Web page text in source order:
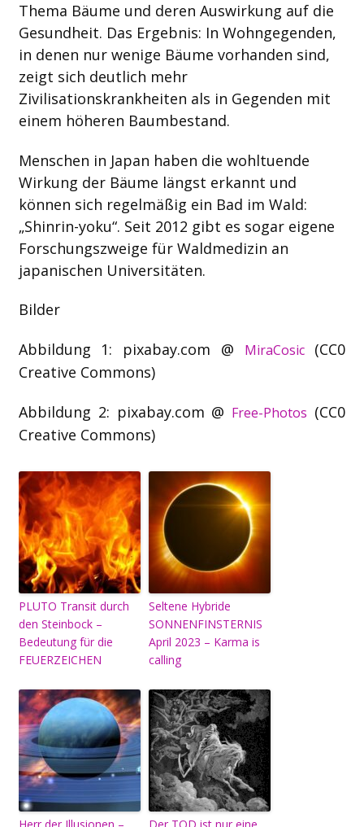
Thema Bäume und deren Auswirkung auf die
Gesundheit. Das Ergebnis: In Wohngegenden,
in denen nur wenige Bäume vorhanden sind,
zeigt sich deutlich mehr
Zivilisationskrankheiten als in Gegenden mit
einem höheren Baumbestand.
Menschen in Japan haben die wohltuende
Wirkung der Bäume längst erkannt und
können sich regelmäßig ein Bad im Wald:
„Shinrin-yoku“. Seit 2012 gibt es sogar eigene
Forschungszweige für Waldmedizin an
japanischen Universitäten.
Bilder
Abbildung 1: pixabay.com @ MiraCosic(CC0
Creative Commons)
Abbildung 2: pixabay.com @ Free-Photos (CC0
Creative Commons)
PLUTO Transit durch
den Steinbock –
Bedeutung für die
FEUERZEICHEN
Seltene Hybride
SONNENFINSTERNIS
April 2023 – Karma is
calling